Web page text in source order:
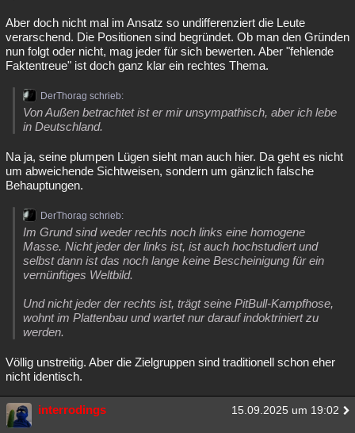
Aber doch nicht mal im Ansatz so undifferenziert die Leute
verarschend. Die Positionen sind begründet. Ob man den Gründen
nun folgt oder nicht, mag jeder für sich bewerten. Aber "fehlende
Faktentreue" ist doch ganz klar ein rechtes Thema.
DerThorag schrieb:
Von Außen betrachtet ist er mir unsympathisch, aber ich lebe
in Deutschland.
Na ja, seine plumpen Lügen sieht man auch hier. Da geht es nicht
um abweichende Sichtweisen, sondern um gänzlich falsche
Behauptungen.
DerThorag schrieb:
Im Grund sind weder rechts noch links eine homogene
Masse. Nicht jeder der links ist, ist auch hochstudiert und
selbst dann ist das noch lange keine Bescheinigung für ein
vernünftiges Weltbild.
Und nicht jeder der rechts ist, trägt seine PitBull-Kampfhose,
wohnt im Plattenbau und wartet nur darauf indoktriniert zu
werden.
Völlig unstreitig. Aber die Zielgruppen sind traditionell schon eher
nicht identisch.
interrodings 15.09.2025 um 19:02